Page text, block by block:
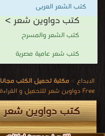
كتب الشعر العربى
كتب دواوين شعر >
كتب الشعر والمسرح
كتب شعر عامية مصرية
الابداع > مكتبة تحميل الكتب مجانا
Free دواوين شعر للتحميل و القراءة 2026 Free PDF
كتب دواوين شعر